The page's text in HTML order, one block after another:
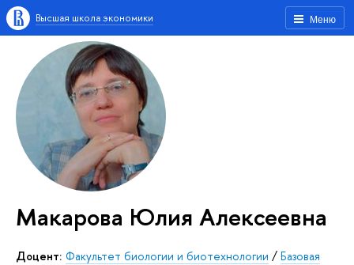
Меню
Высшая школа экономики
Макарова Юлия Алексеевна
Доцент: Факультет биологии и биотехнологии / Базовая